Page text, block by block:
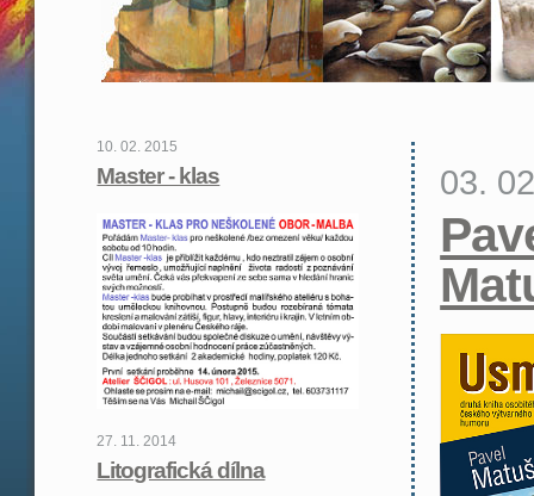
10. 02. 2015
Master - klas
27. 11. 2014
Litografická dílna
03.